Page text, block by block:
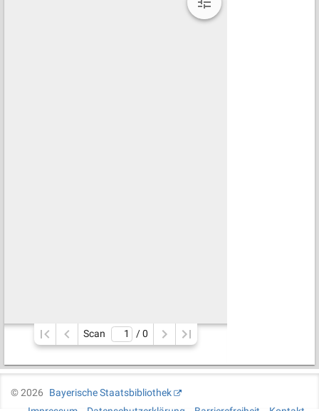
Scan / 0
©2026
Bayerische Staatsbibliothek